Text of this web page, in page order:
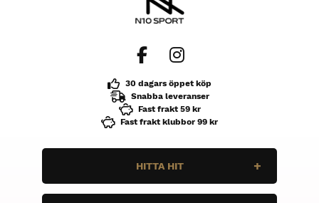
30 dagars öppet köp
Snabba leveranser
Fast frakt 59 kr
Fast frakt klubbor 99 kr
HITTA HIT